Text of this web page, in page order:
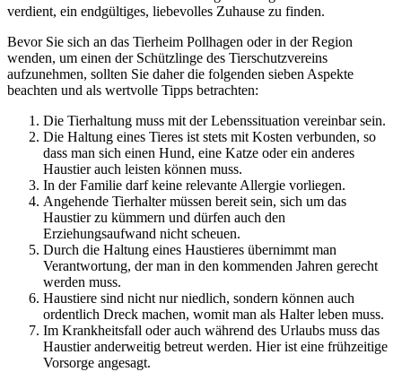
verdient, ein endgültiges, liebevolles Zuhause zu finden.
Bevor Sie sich an das Tierheim Pollhagen oder in der Region
wenden, um einen der Schützlinge des Tierschutzvereins
aufzunehmen, sollten Sie daher die folgenden sieben Aspekte
beachten und als wertvolle Tipps betrachten:
Die Tierhaltung muss mit der Lebenssituation vereinbar sein.
Die Haltung eines Tieres ist stets mit Kosten verbunden, so
dass man sich einen Hund, eine Katze oder ein anderes
Haustier auch leisten können muss.
In der Familie darf keine relevante Allergie vorliegen.
Angehende Tierhalter müssen bereit sein, sich um das
Haustier zu kümmern und dürfen auch den
Erziehungsaufwand nicht scheuen.
Durch die Haltung eines Haustieres übernimmt man
Verantwortung, der man in den kommenden Jahren gerecht
werden muss.
Haustiere sind nicht nur niedlich, sondern können auch
ordentlich Dreck machen, womit man als Halter leben muss.
Im Krankheitsfall oder auch während des Urlaubs muss das
Haustier anderweitig betreut werden. Hier ist eine frühzeitige
Vorsorge angesagt.